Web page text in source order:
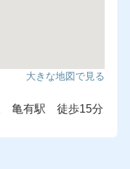
大きな地図で見る
亀有駅 徒歩15分